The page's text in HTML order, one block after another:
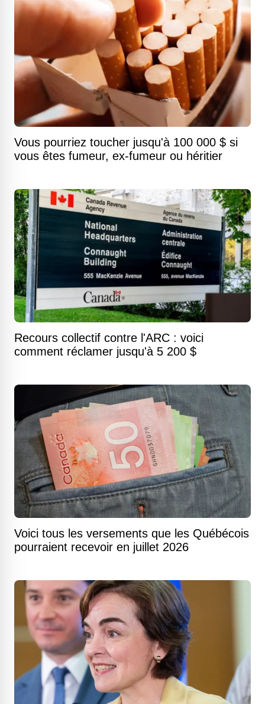
Vous pourriez toucher jusqu'à 100 000 $ si
vous êtes fumeur, ex-fumeur ou héritier
Recours collectif contre l'ARC : voici
comment réclamer jusqu'à 5 200 $
Voici tous les versements que les Québécois
pourraient recevoir en juillet 2026